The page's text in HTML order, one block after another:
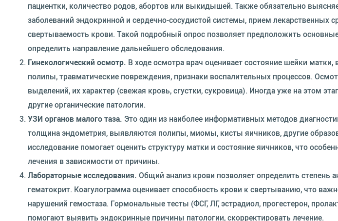
пациентки, количество родов, абортов или выкидышей. Также обязательно
заболеваний эндокринной и сердечно-сосудистой системы, прием лекарственных
свертываемость крови. Такой подробный опрос позволяет предположить
определить направление дальнейшего обследования.
Гинекологический осмотр. В ходе осмотра врач оценивает состояние шейки
полипы, травматические повреждения, признаки воспалительных процессов.
выделений, их характер (свежая кровь, сгустки, сукровица). Иногда уже на этом
другие органические патологии.
УЗИ органов малого таза. Это один из наиболее информативных методов
толщина эндометрия, выявляются полипы, миомы, кисты яичников, другие
исследование помогает оценить структуру матки и состояние яичников, что
лечения в зависимости от причины.
Лабораторные исследования. Общий анализ крови позволяет определить степень
гематокрит. Коагулограмма оценивает способность крови к свертыванию, что
нарушений гемостаза. Гормональные тесты (ФСГ, ЛГ, эстрадиол, прогестерон,
помогают выявить эндокринные причины патологии, скорректировать лечение.